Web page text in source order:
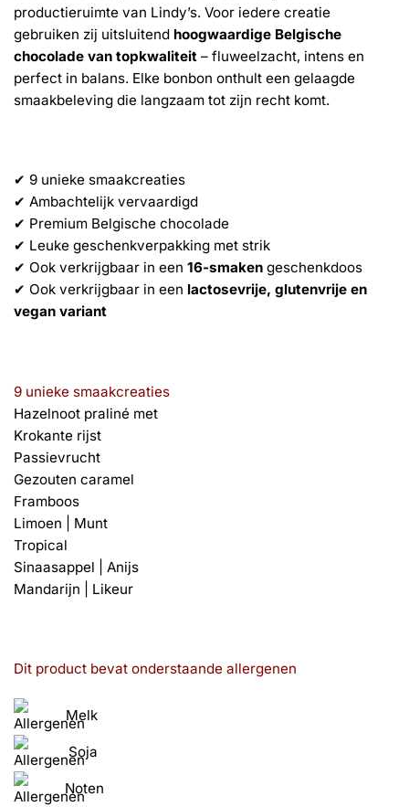
productieruimte van Lindy’s. Voor iedere creatie
gebruiken zij uitsluitend hoogwaardige Belgische
chocolade van topkwaliteit – fluweelzacht, intens en
perfect in balans. Elke bonbon onthult een gelaagde
smaakbeleving die langzaam tot zijn recht komt.
✔ 9 unieke smaakcreaties
✔ Ambachtelijk vervaardigd
✔ Premium Belgische chocolade
✔ Leuke geschenkverpakking met strik
✔ Ook verkrijgbaar in een 16-smaken geschenkdoos
✔ Ook verkrijgbaar in een lactosevrije, glutenvrije en
vegan variant
9 unieke smaakcreaties
Hazelnoot praliné met
Krokante rijst
Passievrucht
Gezouten caramel
Framboos
Limoen | Munt
Tropical
Sinaasappel | Anijs
Mandarijn | Likeur
Dit product bevat onderstaande allergenen
Melk
Soja
Noten